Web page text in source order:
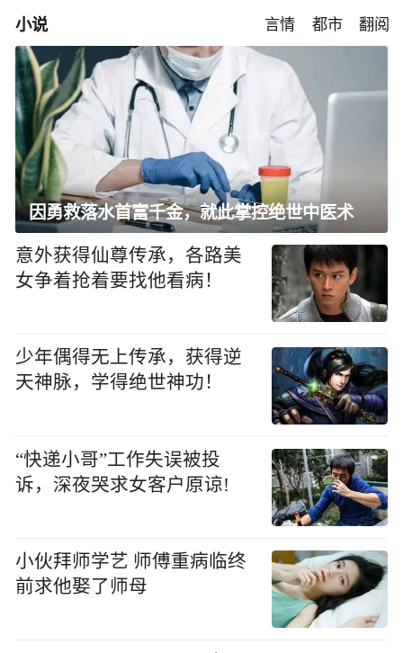
小说 言情 都市 翻阅
因勇救落水首富千金，就此掌控绝世中医术
意外获得仙尊传承，各路美
女争着抢着要找他看病！
少年偶得无上传承，获得逆
天神脉，学得绝世神功！
“快递小哥”工作失误被投
诉，深夜哭求女客户原谅!
小伙拜师学艺 师傅重病临终
前求他娶了师母